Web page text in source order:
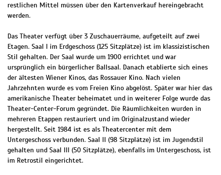
restlichen Mittel müssen über den Kartenverkauf hereingebracht
werden.
Das Theater verfügt über 3 Zuschauerräume, aufgeteilt auf zwei
Etagen. Saal I im Erdgeschoss (125 Sitzplätze) ist im klassizistischen
Stil gehalten. Der Saal wurde um 1900 errichtet und war
ursprünglich ein bürgerlicher Ballsaal. Danach etablierte sich eines
der ältesten Wiener Kinos, das Rossauer Kino. Nach vielen
Jahrzehnten wurde es vom Freien Kino abgelöst. Später war hier das
amerikanische Theater beheimatet und in weiterer Folge wurde das
Theater-Center-Forum gegründet. Die Räumlichkeiten wurden in
mehreren Etappen restauriert und im Originalzustand wieder
hergestellt. Seit 1984 ist es als Theatercenter mit dem
Untergeschoss verbunden. Saal II (98 Sitzplätze) ist im Jugendstil
gehalten und Saal III (50 Sitzplätze), ebenfalls im Untergeschoss, ist
im Retrostil eingerichtet.